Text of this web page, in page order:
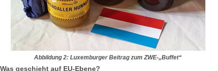
Abbildung 2: Luxemburger Beitrag zum ZWE-„Buffet“
Was geschieht auf EU-Ebene?